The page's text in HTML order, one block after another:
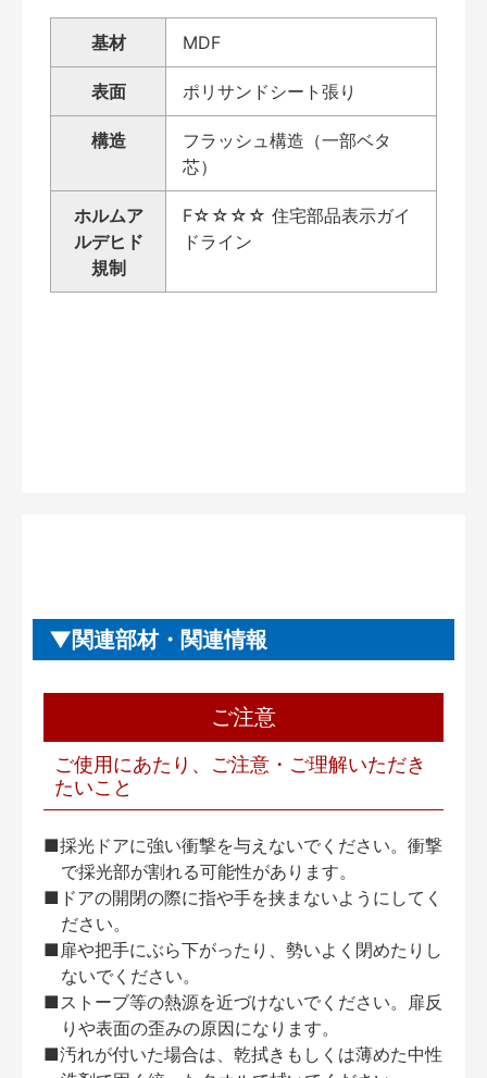
基材 MDF
表面 ポリサンドシート張り
構造
フラッシュ構造（一部ベタ
芯）
ホルムア
ルデヒド
規制
F☆☆☆☆ 住宅部品表示ガイ
ドライン
関連部材・関連情報
ご注意
ご使用にあたり、ご注意・ご理解いただき
たいこと
■採光ドアに強い衝撃を与えないでください。衝撃
で採光部が割れる可能性があります。
■ドアの開閉の際に指や手を挟まないようにしてく
ださい。
■扉や把手にぶら下がったり、勢いよく閉めたりし
ないでください。
■ストーブ等の熱源を近づけないでください。扉反
りや表面の歪みの原因になります。
■汚れが付いた場合は、乾拭きもしくは薄めた中性